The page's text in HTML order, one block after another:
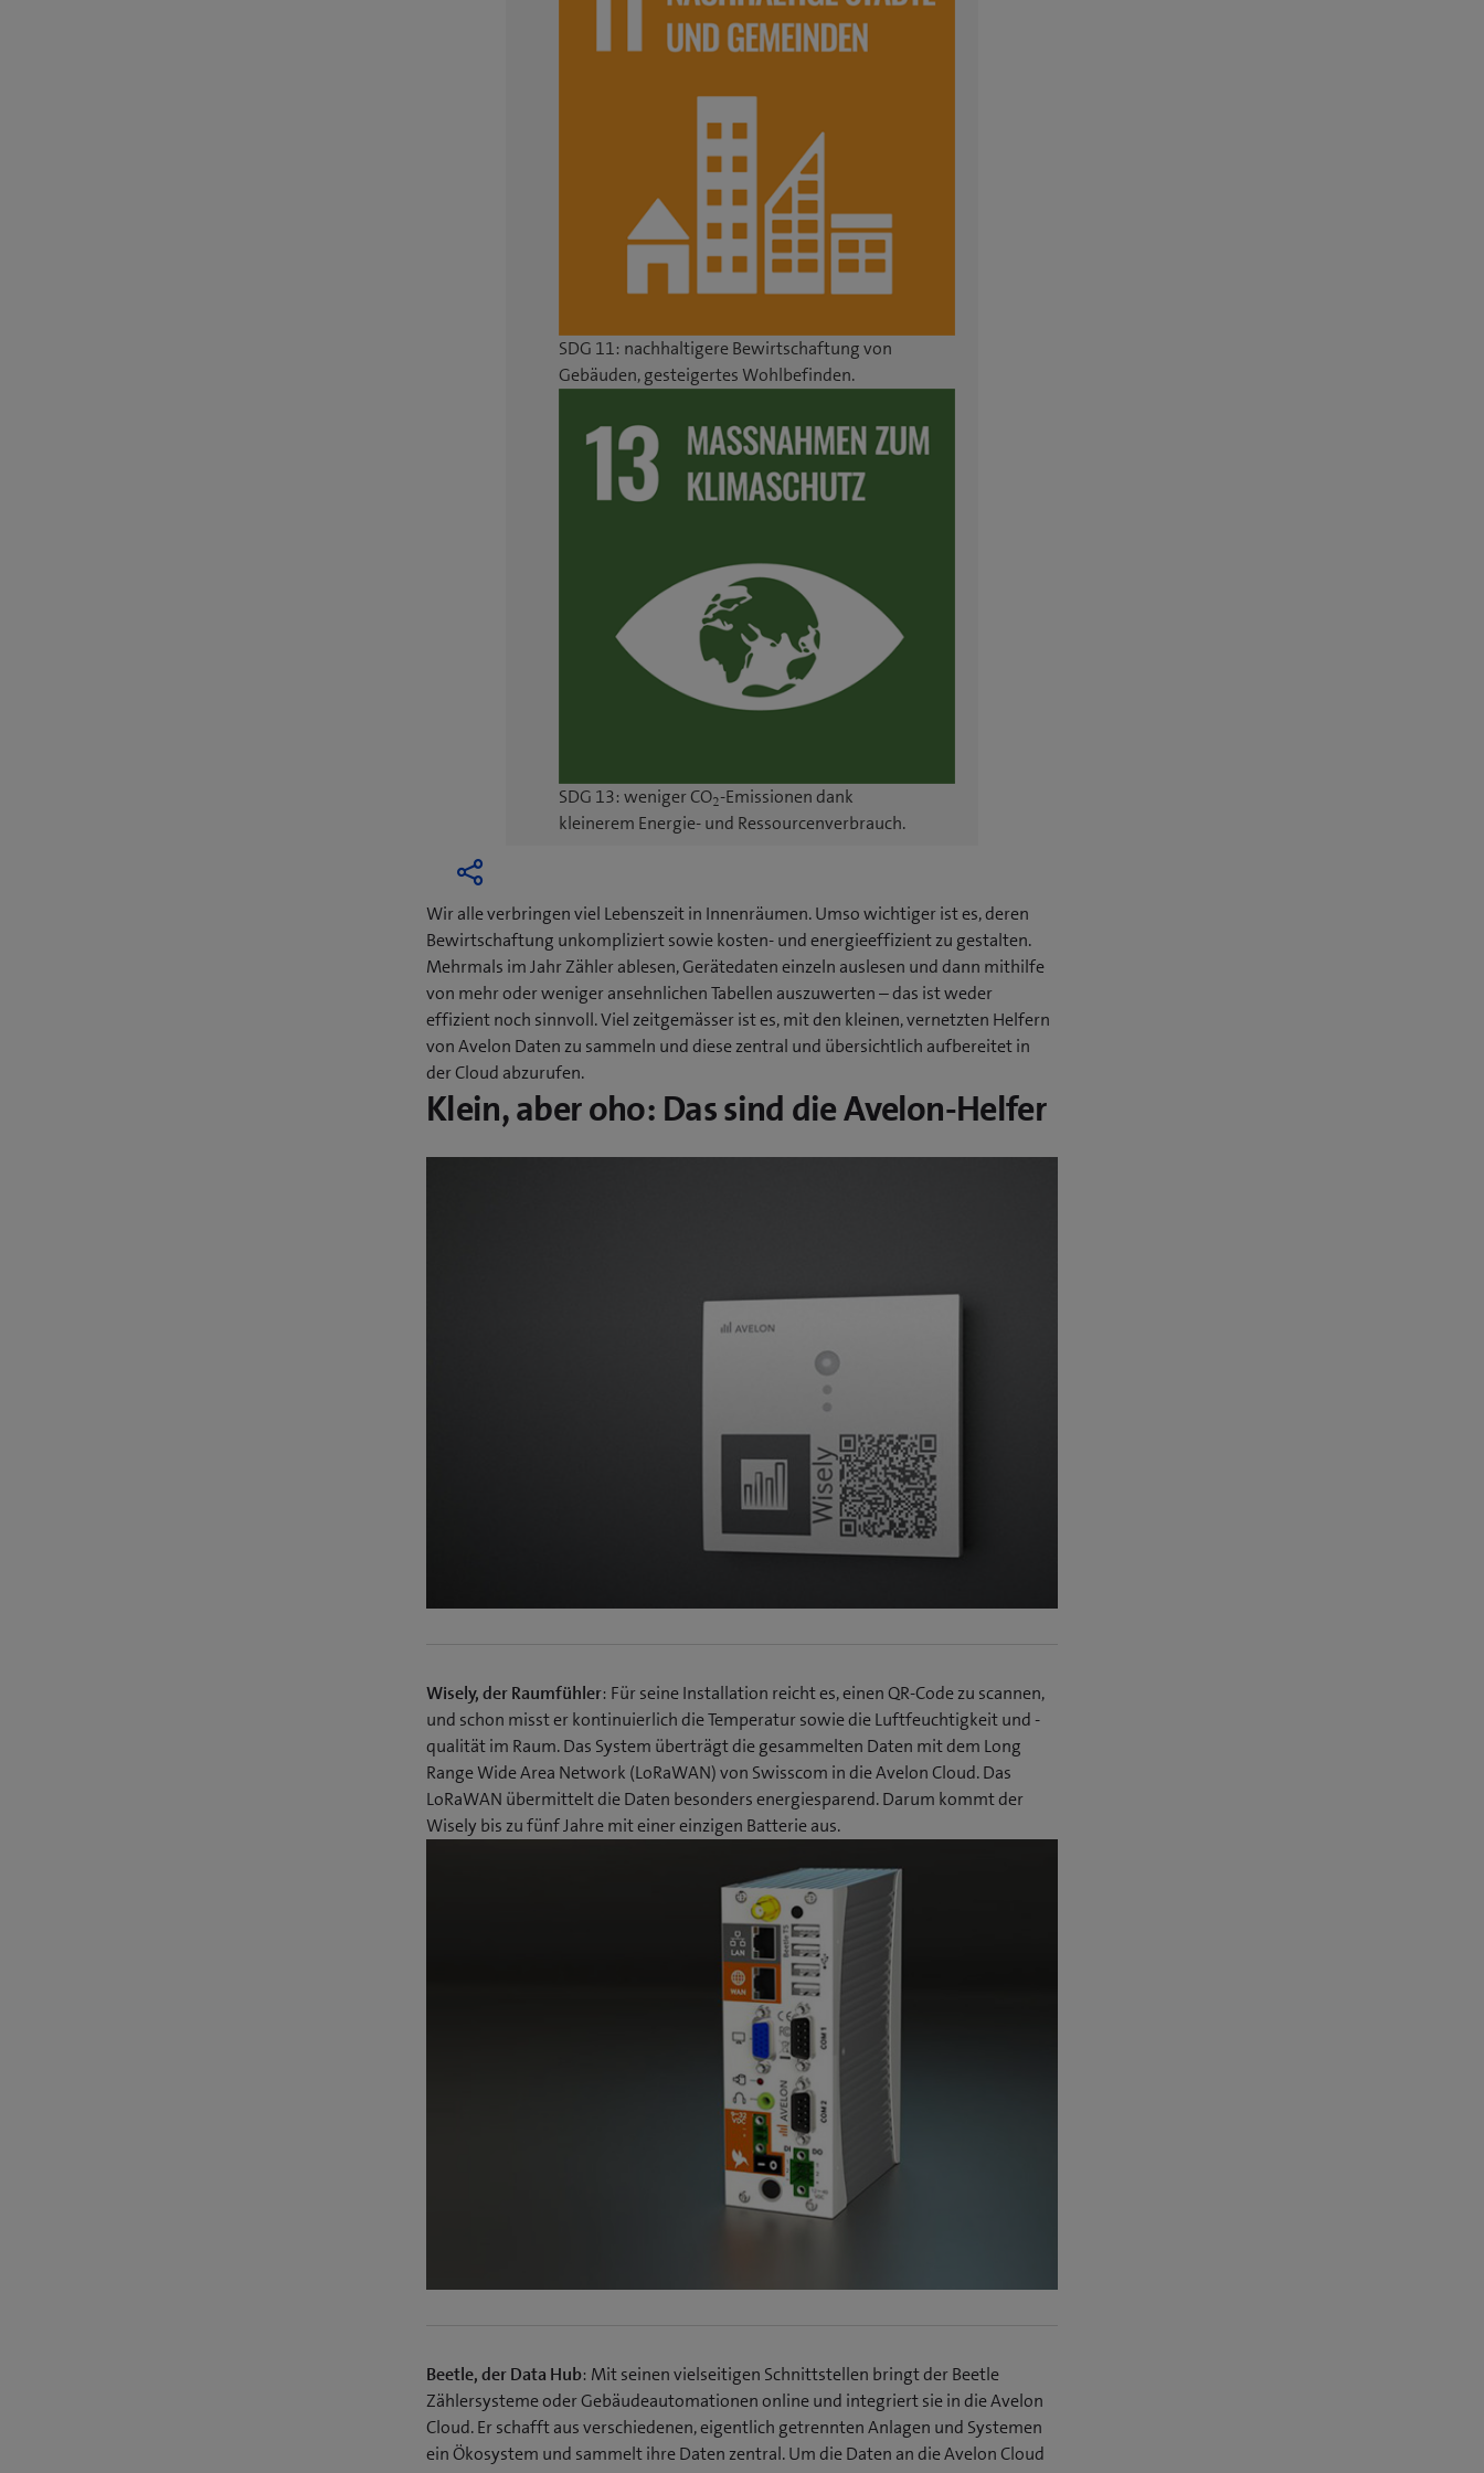
SDG 11: nachhaltigere Bewirtschaftung von
Gebäuden, gesteigertes Wohlbefinden.
SDG 13: weniger CO2-Emissionen dank
kleinerem Energie- und Ressourcen­verbrauch.
Wir alle verbringen viel Lebenszeit in Innenräumen. Umso wichtiger ist es, deren
Bewirtschaftung unkompliziert sowie kosten- und energieeffizient zu gestalten.
Mehrmals im Jahr Zähler ablesen, Gerätedaten einzeln auslesen und dann mithilfe
von mehr oder weniger ansehnlichen Tabellen auszuwerten – das ist weder
effizient noch sinnvoll. Viel zeitgemässer ist es, mit den kleinen, vernetzten Helfern
von Avelon Daten zu sammeln und diese zentral und übersichtlich aufbereitet in
der Cloud abzurufen.
Klein, aber oho: Das sind die Avelon-Helfer
Wisely, der Raumfühler: Für seine Installation reicht es, einen QR-Code zu scannen,
und schon misst er kontinuierlich die Temperatur sowie die Luftfeuchtigkeit und -
qualität im Raum. Das System überträgt die gesammelten Daten mit dem Long
Range Wide Area Network (LoRaWAN) von Swisscom in die Avelon Cloud. Das
LoRaWAN übermittelt die Daten besonders energiesparend. Darum kommt der
Wisely bis zu fünf Jahre mit einer einzigen Batterie aus.
Beetle, der Data Hub: Mit seinen vielseitigen Schnittstellen bringt der Beetle
Zählersysteme oder Gebäudeautomationen online und integriert sie in die Avelon
Cloud. Er schafft aus verschiedenen, eigentlich getrennten Anlagen und Systemen
ein Ökosystem und sammelt ihre Daten zentral. Um die Daten an die Avelon Cloud